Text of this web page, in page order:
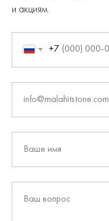
и акциям.
+7
info@malahitstone.com
Ваше имя
Ваш вопрос